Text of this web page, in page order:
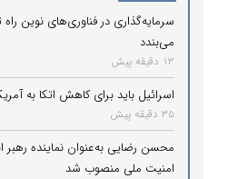
سرمایه‌گذاری در فناوری‌های نوین
می‌بندد
13 دقیقه پیش
اسرائیل باید برای کاهش اتکا به
35 دقیقه پیش
محسن رضایی به‌عنوان نماینده رهبر
امنیت ملی منصوب شد